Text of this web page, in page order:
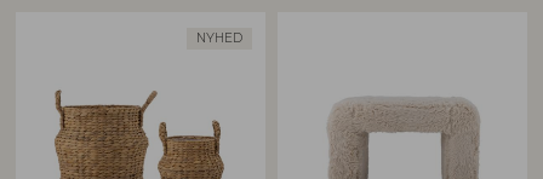
NYHED